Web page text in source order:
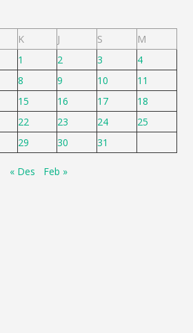
K J S
M
1
2 3
4
8 9 10
11
15 16 17
18
22 23 24
25
29 30 31
« Des Feb »